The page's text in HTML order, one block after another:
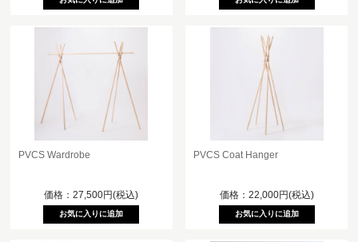
PVCS Wardrobe
価格：27,500円(税込)
PVCS Coat Hanger
価格：22,000円(税込)